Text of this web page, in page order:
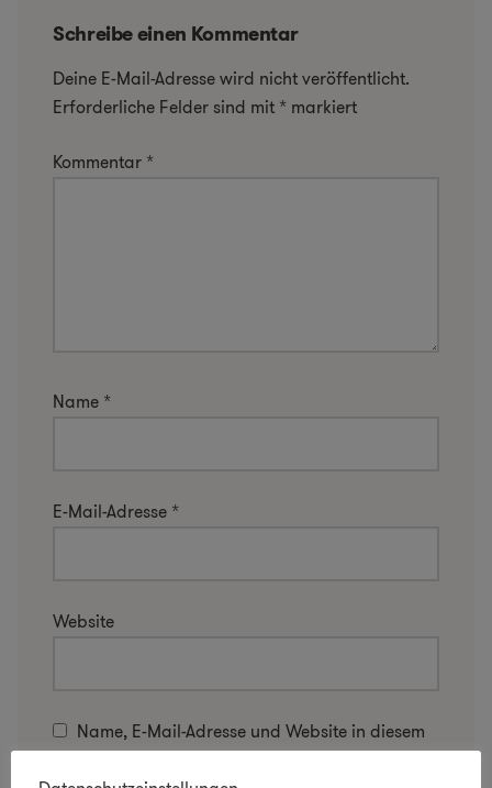
Schreibe einen Kommentar
Deine E-Mail-Adresse wird nicht veröffentlicht.
Erforderliche Felder sind mit * markiert
Kommentar *
Name *
E-Mail-Adresse *
Website
Name, E-Mail-Adresse und Website in diesem